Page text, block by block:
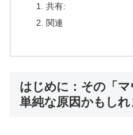
共有:
関連
はじめに：その「
単純な原因かもしれ